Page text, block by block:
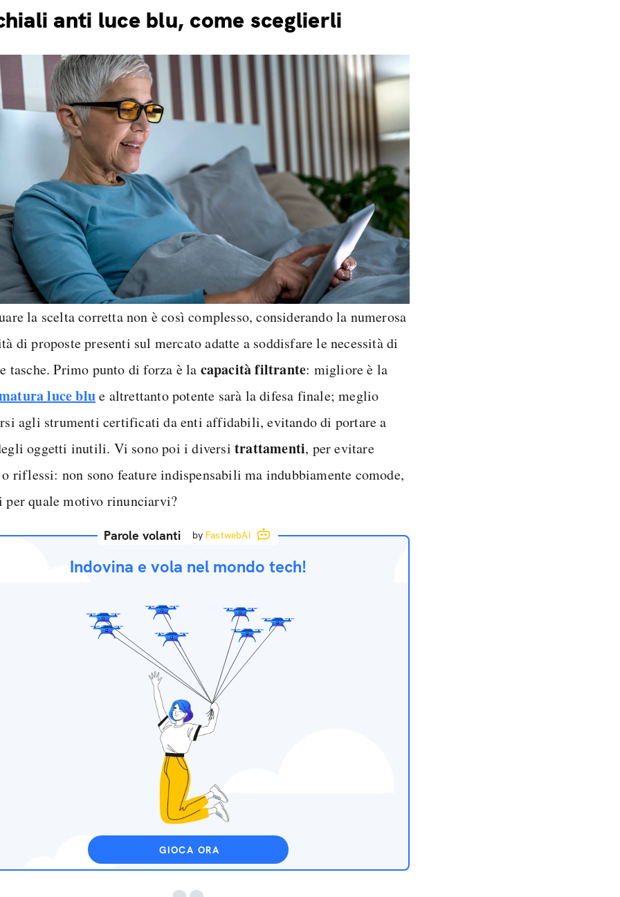
anti luce blu, come sceglierli
la scelta corretta non è così complesso, considerando la numerosa
di proposte presenti sul mercato adatte a soddisfare le necessità di
tasche. Primo punto di forza è la capacità filtrante: migliore è la
luce blue altrettanto potente sarà la difesa finale; meglio
agli strumenti certificati da enti affidabili, evitando di portare a
oggetti inutili. Vi sono poi i diversitrattamenti, per evitare
riflessi: non sono feature indispensabili ma indubbiamente comode,
per quale motivo rinunciarvi?
Parole volanti by FastwebAI
Indovina e vola nel mondo tech!
GIOCA ORA